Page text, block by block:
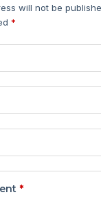
will not be
*
*